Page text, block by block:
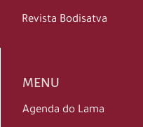
Revista Bodisatva
MENU
Agenda do Lama